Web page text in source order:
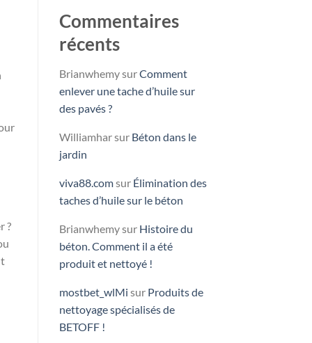
?
Commentaires
récents
BrianwhemysurComment
enlever une tache d’huile sur
des pavés ?
Williamharsur Béton dans le
jardin
viva88.comsur Élimination des
taches d’huile sur le béton
Brianwhemysur Histoire du
béton. Comment il a été
produit et nettoyé !
mostbet_wlMi sur Produits de
nettoyage spécialisés de
BETOFF !